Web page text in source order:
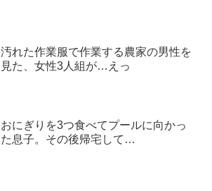
汚れた作業服で作業する農家の男性を
見た、女性3人組が…えっ
おにぎりを3つ食べてプールに向かっ
た息子。その後帰宅して…